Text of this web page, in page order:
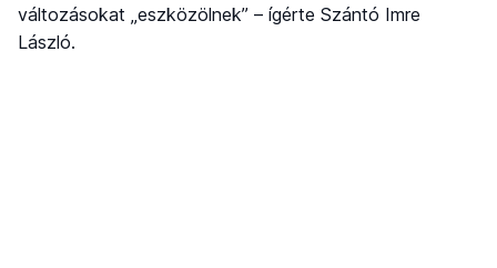
változásokat „eszközölnek” – ígérte Szántó Imre
László.